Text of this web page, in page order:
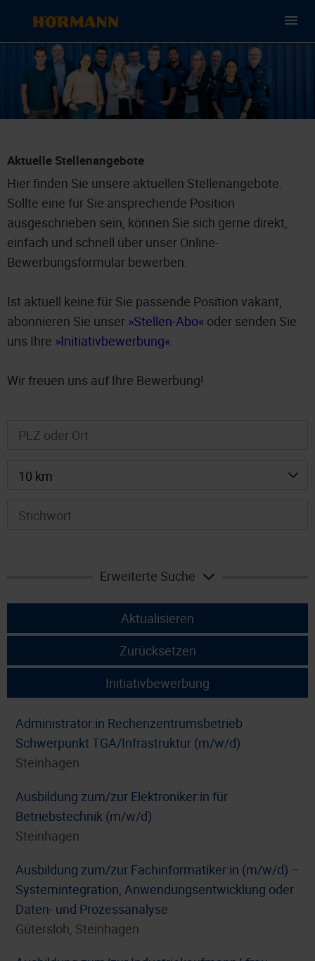
Aktuelle Stellenangebote
Hier finden Sie unsere aktuellen Stellenangebote.
Sollte eine für Sie ansprechende Position
ausgeschrieben sein, können Sie sich gerne direkt,
einfach und schnell über unser Online-
Bewerbungsformular bewerben.
Ist aktuell keine für Sie passende Position vakant,
abonnieren Sie unser Stellen-Abo oder senden Sie
uns Ihre Initiativbewerbung .
Wir freuen uns auf Ihre Bewerbung!
10 km
Erweiterte Suche
Aktualisieren
Zurücksetzen
Initiativbewerbung
Administrator:in Rechenzentrumsbetrieb
Schwerpunkt TGA/Infrastruktur (m/w/d)
Steinhagen
Ausbildung zum/zur Elektroniker:in für
Betriebstechnik (m/w/d)
Steinhagen
Ausbildung zum/zur Fachinformatiker:in (m/w/d) –
Systemintegration, Anwendungsentwicklung oder
Daten- und Prozessanalyse
Gütersloh, Steinhagen